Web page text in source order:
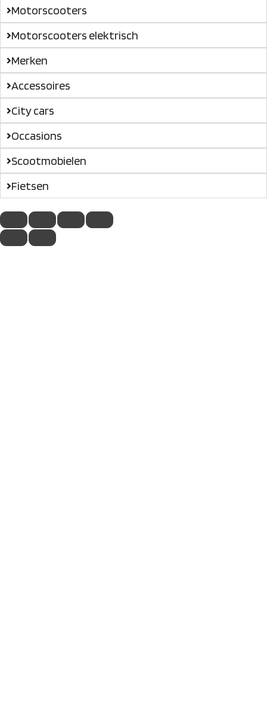
Motorscooters
Motorscooters elektrisch
Merken
Accessoires
City cars
Occasions
Scootmobielen
Fietsen